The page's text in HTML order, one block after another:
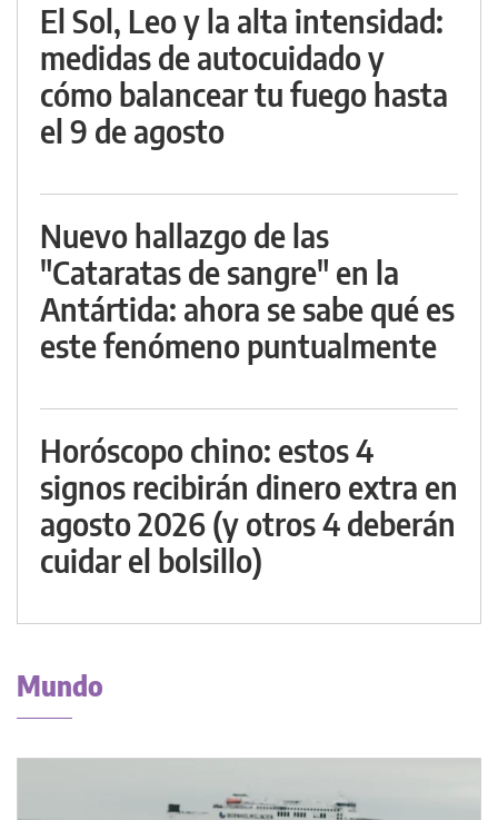
El Sol, Leo y la alta intensidad:
medidas de autocuidado y
cómo balancear tu fuego hasta
el 9 de agosto
Nuevo hallazgo de las
"Cataratas de sangre" en la
Antártida: ahora se sabe qué es
este fenómeno puntualmente
Horóscopo chino: estos 4
signos recibirán dinero extra en
agosto 2026 (y otros 4 deberán
cuidar el bolsillo)
Mundo